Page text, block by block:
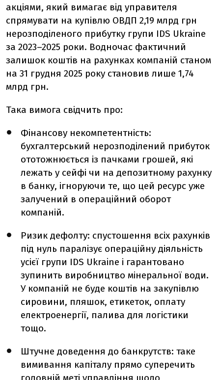
акціями, який вимагає від управителя
спрямувати на купівлю ОВДП 2,19 млрд грн
нерозподіленого прибутку групи IDS Ukraine
за 2023–2025 роки. Водночас фактичний
залишок коштів на рахунках компаній станом
на 31 грудня 2025 року становив лише 1,74
млрд грн.
Така вимога свідчить про:
Фінансову некомпетентність:
бухгалтерський нерозподілений прибуток
ототожнюється із пачками грошей, які
лежать у сейфі чи на депозитному рахунку
в банку, ігноруючи те, що цей ресурс уже
залучений в операційний оборот
компаній.
Ризик дефолту: спустошення всіх рахунків
під нуль паралізує операційну діяльність
усієї групи IDS Ukraine і гарантовано
зупинить виробництво мінеральної води.
У компаній не буде коштів на закупівлю
сировини, пляшок, етикеток, оплату
електроенергії, палива для логістики
тощо.
Штучне доведення до банкрутств: таке
вимивання капіталу прямо суперечить